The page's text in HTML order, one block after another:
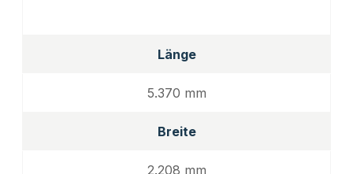
Länge
5.370 mm
Breite
2.208 mm